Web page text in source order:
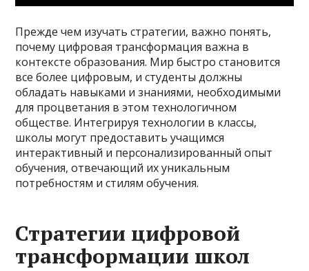
Прежде чем изучать стратегии, важно понять,
почему цифровая трансформация важна в
контексте образования. Мир быстро становится
все более цифровым, и студенты должны
обладать навыками и знаниями, необходимыми
для процветания в этом технологичном
обществе. Интегрируя технологии в классы,
школы могут предоставить учащимся
интерактивный и персонализированный опыт
обучения, отвечающий их уникальным
потребностям и стилям обучения.
Стратегии цифровой
трансформации школ